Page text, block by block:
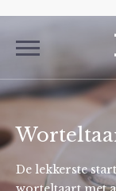
De lekkerste